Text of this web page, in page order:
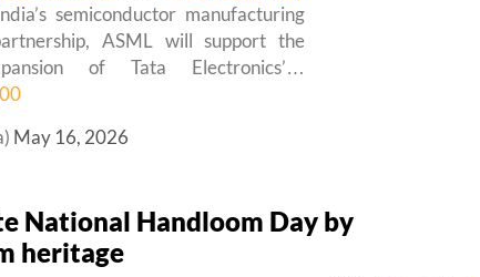
semiconductor manufacturing
ASML will support the
of Tata Electronics’…
May 16, 2026
National Handloom Day by
heritage